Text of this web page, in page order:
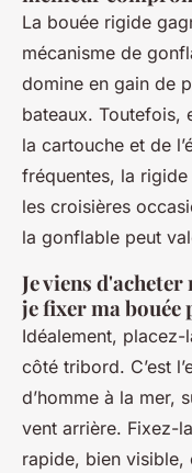
La bouée rigide
mécanisme de
domine en gain de
bateaux. Toutefois,
la cartouche et de
fréquentes, la
les croisières
la gonflable peut
Je viens
je fixer ma bouée
Idéalement, placez-
côté tribord. C’est
d’homme à la mer,
vent arrière. Fixez-
rapide, bien visible,